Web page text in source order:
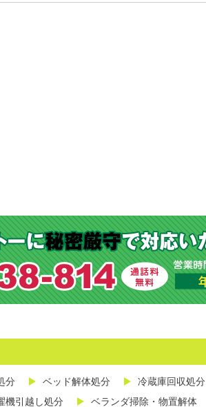
分 ベッド解体処分
冷蔵庫回収処分
機引越し処分
ベランダ掃除・物置解体